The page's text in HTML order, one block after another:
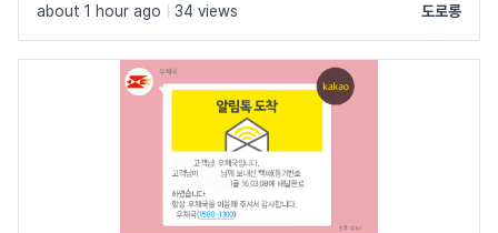
about 1 hour ago 34 views 도로롱